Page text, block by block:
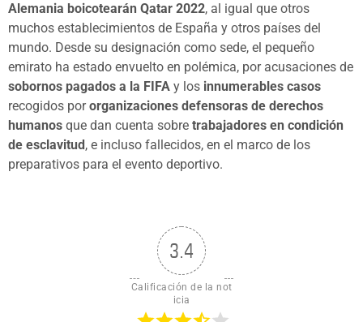
Alemania boicotearán Qatar 2022, al igual que otros
muchos establecimientos de España y otros países del
mundo. Desde su designación como sede, el pequeño
emirato ha estado envuelto en polémica, por acusaciones de
sobornos pagados a la FIFA y los innumerables casos
recogidos pororganizaciones defensoras de derechos
humanos que dan cuenta sobre trabajadores en condición
de esclavitud, e incluso fallecidos, en el marco de los
preparativos para el evento deportivo.
3.4
Calificación de la not
icia